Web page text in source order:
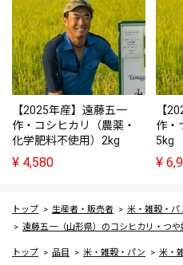
【2025年産】遠藤五一
作・コシヒカリ（農薬・
化学肥料不使用）2kg
¥ 4,580
【
作・
5kg
¥
トップ 生産者・販売者 米・雑穀・パ
遠藤五一（山形県）のコシヒカリ・つや
トップ 品目 米・雑穀・パン 米・